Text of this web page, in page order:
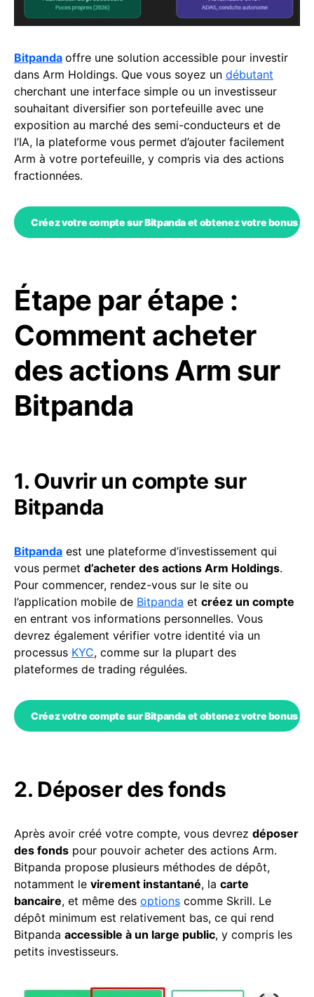
Bitpanda offre une solution accessible pour investir
dans Arm Holdings. Que vous soyez un débutant
cherchant une interface simple ou un investisseur
souhaitant diversifier son portefeuille avec une
exposition au marché des semi-conducteurs et de
l’IA, la plateforme vous permet d’ajouter facilement
Arm à votre portefeuille, y compris via des actions
fractionnées.
Créez votre compte sur Bitpanda et obtenez votre bonus
Étape par étape :
Comment acheter
des actions Arm sur
Bitpanda
1. Ouvrir un compte sur
Bitpanda
Bitpanda est une plateforme d’investissement qui
vous permet d’acheter des actions Arm Holdings.
Pour commencer, rendez-vous sur le site ou
l’application mobile de Bitpanda et créez un compte
en entrant vos informations personnelles. Vous
devrez également vérifier votre identité via un
processus KYC, comme sur la plupart des
plateformes de trading régulées.
Créez votre compte sur Bitpanda et obtenez votre bonus
2. Déposer des fonds
Après avoir créé votre compte, vous devrez déposer
des fonds pour pouvoir acheter des actions Arm.
Bitpanda propose plusieurs méthodes de dépôt,
notamment le virement instantané, la carte
bancaire, et même des options comme Skrill. Le
dépôt minimum est relativement bas, ce qui rend
Bitpanda accessible à un large public, y compris les
petits investisseurs.